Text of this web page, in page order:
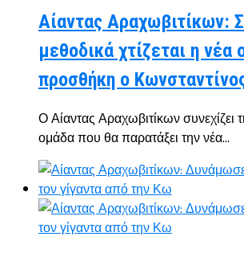
Αίαντας Αραχωβιτίκων:
μεθοδικά χτίζεται η
προσθήκη ο
Ο Αίαντας Αραχωβιτίκων συνεχίζει
ομάδα που θα παρατάξει την νέα...